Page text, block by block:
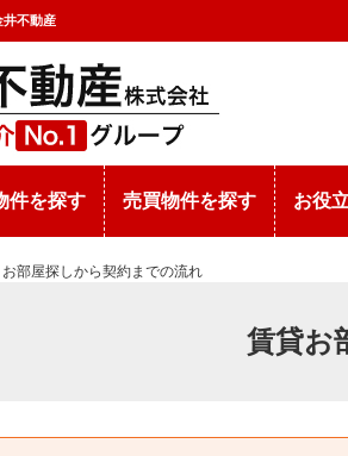
井不動産
件を探す 売買物件を探す お役
お部屋探しから契約までの流れ
賃貸お